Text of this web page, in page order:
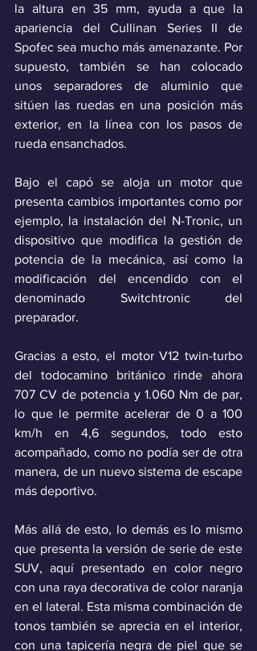
la altura en 35 mm, ayuda a que la
apariencia del Cullinan Series II de
Spofec sea mucho más amenazante. Por
supuesto, también se han colocado
unos separadores de aluminio que
sitúen las ruedas en una posición más
exterior, en la línea con los pasos de
rueda ensanchados.
Bajo el capó se aloja un motor que
presenta cambios importantes como por
ejemplo, la instalación del N-Tronic, un
dispositivo que modifica la gestión de
potencia de la mecánica, así como la
modificación del encendido con el
denominado Switchtronic del
preparador.
Gracias a esto, el motor V12 twin-turbo
del todocamino británico rinde ahora
707 CV de potencia y 1.060 Nm de par,
lo que le permite acelerar de 0 a 100
km/h en 4,6 segundos, todo esto
acompañado, como no podía ser de otra
manera, de un nuevo sistema de escape
más deportivo.
Más allá de esto, lo demás es lo mismo
que presenta la versión de serie de este
SUV, aquí presentado en color negro
con una raya decorativa de color naranja
en el lateral. Esta misma combinación de
tonos también se aprecia en el interior,
con una tapicería negra de piel que se